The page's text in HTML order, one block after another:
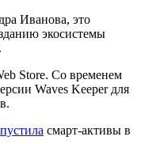
Иванова, это
экосистемы
Store. Со временем
Waves Keeper для
смарт-активы в